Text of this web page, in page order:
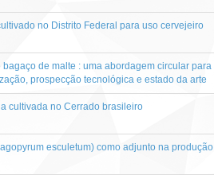
no Distrito Federal para uso cervejeiro
de malte : uma abordagem circular para
prospecção tecnológica e estado da arte
cultivada no Cerrado brasileiro
esculetum) como adjunto na